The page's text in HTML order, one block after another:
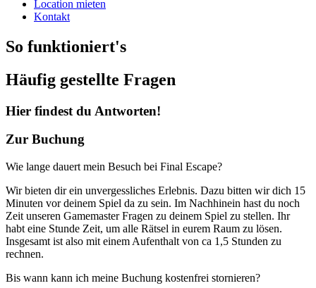
Location mieten
Kontakt
So funktioniert's
Häufig gestellte Fragen
Hier findest du Antworten!
Zur Buchung
Wie lange dauert mein Besuch bei Final Escape?
Wir bieten dir ein unvergessliches Erlebnis. Dazu bitten wir dich 15
Minuten vor deinem Spiel da zu sein. Im Nachhinein hast du noch
Zeit unseren Gamemaster Fragen zu deinem Spiel zu stellen. Ihr
habt eine Stunde Zeit, um alle Rätsel in eurem Raum zu lösen.
Insgesamt ist also mit einem Aufenthalt von ca 1,5 Stunden zu
rechnen.
Bis wann kann ich meine Buchung kostenfrei stornieren?